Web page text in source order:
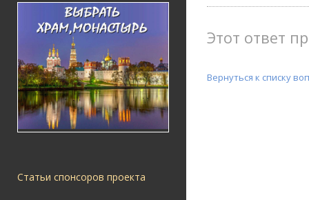
Статьи спонсоров проекта
Этот ответ
Вернуться к списку